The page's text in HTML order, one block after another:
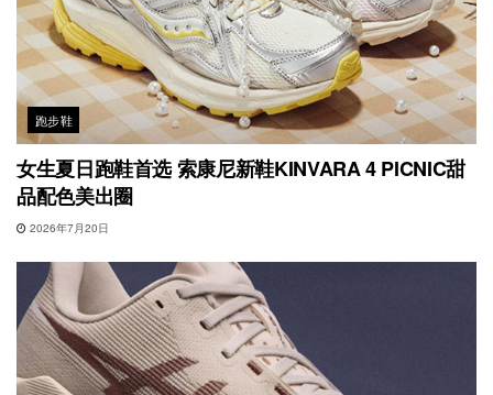
跑步鞋
女生夏日跑鞋首选 索康尼新鞋KINVARA 4 PICNIC甜
品配色美出圈
2026年7月20日